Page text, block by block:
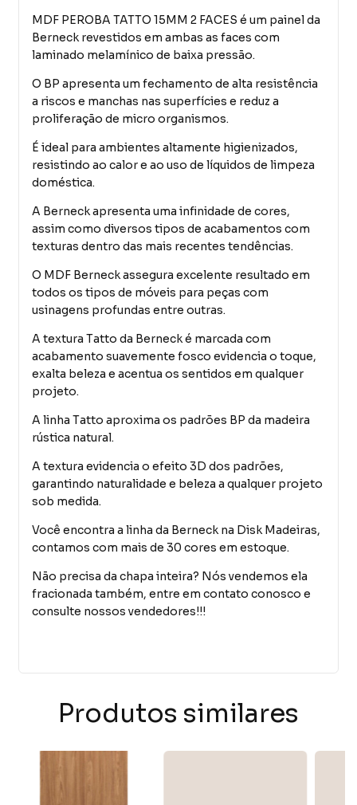
MDF PEROBA TATTO 15MM 2 FACES é um painel da
Berneck revestidos em ambas as faces com
laminado melamínico de baixa pressão.
O BP apresenta um fechamento de alta resistência
a riscos e manchas nas superfícies e reduz a
proliferação de micro organismos.
É ideal para ambientes altamente higienizados,
resistindo ao calor e ao uso de líquidos de limpeza
doméstica.
A Berneck apresenta uma infinidade de cores,
assim como diversos tipos de acabamentos com
texturas dentro das mais recentes tendências.
O MDF Berneck assegura excelente resultado em
todos os tipos de móveis para peças com
usinagens profundas entre outras.
A textura Tatto da Berneck é marcada com
acabamento suavemente fosco evidencia o toque,
exalta beleza e acentua os sentidos em qualquer
projeto.
A linha Tatto aproxima os padrões BP da madeira
rústica natural.
A textura evidencia o efeito 3D dos padrões,
garantindo naturalidade e beleza a qualquer projeto
sob medida.
Você encontra a linha da Berneck na Disk Madeiras,
contamos com mais de 30 cores em estoque.
Não precisa da chapa inteira? Nós vendemos ela
fracionada também, entre em contato conosco e
consulte nossos vendedores!!!
Produtos similares